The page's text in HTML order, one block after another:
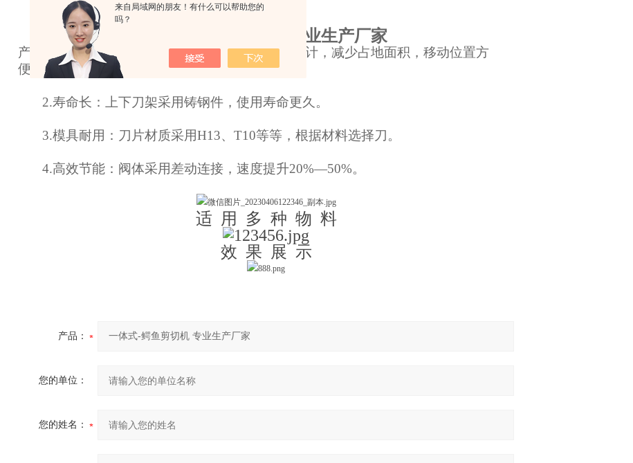
来自局域网的朋友！有什么可以帮助您的
吗？
一体式-鳄鱼剪切机 专业生产厂家
产 品 特 点:1.轻量化设计：机器整体采用一体式设计，减少占地面积，移动位置方
便。
2.寿命长：上下刀架采用铸钢件，使用寿命更久。
3.模具耐用：刀片材质采用H13、T10等等，根据材料选择刀。
4.高效节能：阀体采用差动连接，速度提升20%—50%。
适 用 多 种 物 料
效 果 展 示
产品：
您的单位：
您的姓名：